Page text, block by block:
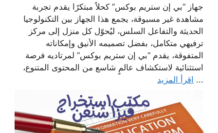
جهاز “بي إن ستريم بوكس” كحلاً مبتكرًا يقدم تجربة
مشاهدة غير مسبوقة، يجمع هذا الجهاز بين التكنولوجيا
الحديثة والتفاعل السلس، ليُحوّل كل منزل إلى مركز
ترفيهي متكامل، بفضل تصميمه الأنيق وإمكاناته
المتفوقة، يقدم “بي إن ستريم بوكس” لمرتاديه فرصة
استثنائية لاستكشاف عالمٍ شاسع من المحتوى المتنوع،
... اقرأ المزيد